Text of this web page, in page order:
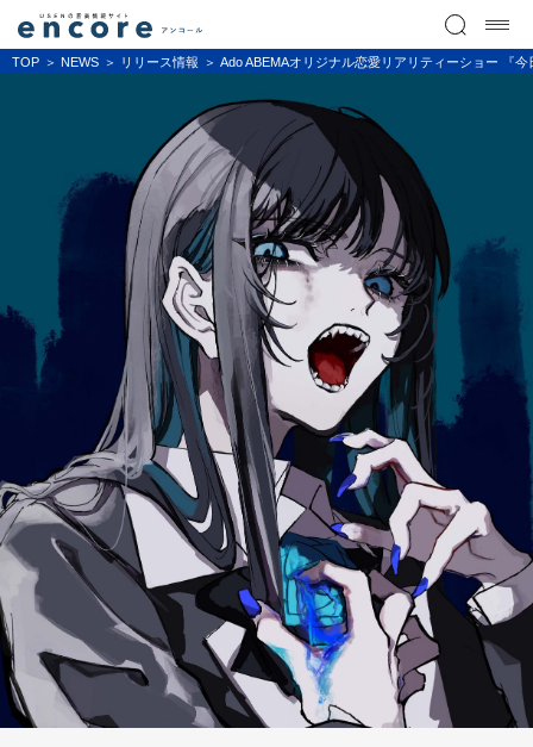
TOP NEWS リリース情報 Ado ABEMAオリジナル恋愛リアリティーショー 『